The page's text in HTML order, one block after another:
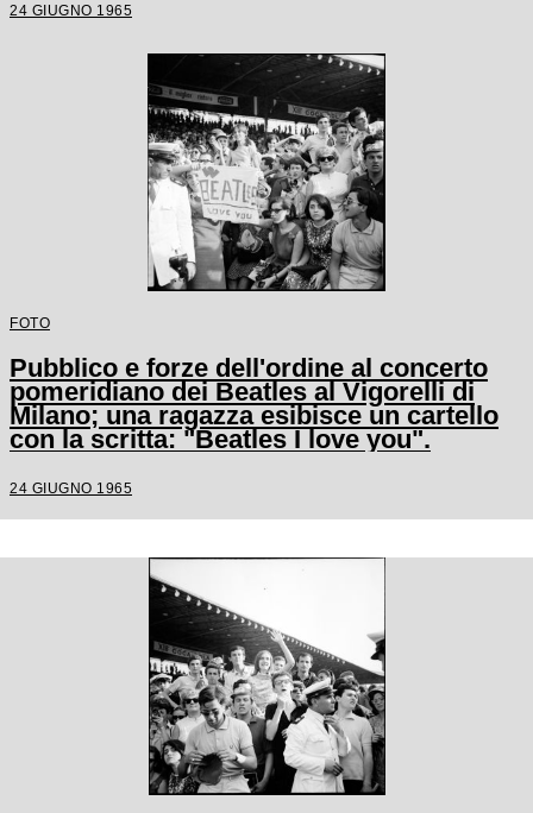
24 GIUGNO 1965
FOTO
Pubblico e forze dell'ordine al concerto
pomeridiano dei Beatles al Vigorelli di
Milano; una ragazza esibisce un cartello
con la scritta: "Beatles I love you".
24 GIUGNO 1965